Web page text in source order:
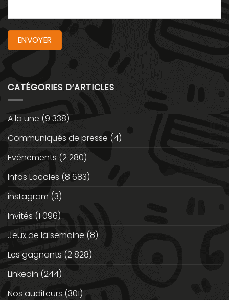
CATÉGORIES D’ARTICLES
A la une (9 338)
Communiqués de presse (4)
Evénements (2 280)
Infos Locales (8 683)
instagram (3)
Invités (1 096)
Jeux de la semaine (8)
Les gagnants (2 828)
Linkedin (244)
Nos auditeurs (301)